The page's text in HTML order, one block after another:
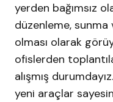
yerden bağımsız
düzenleme, sunma
olması olarak
ofislerden
alışmış
yeni araçlar